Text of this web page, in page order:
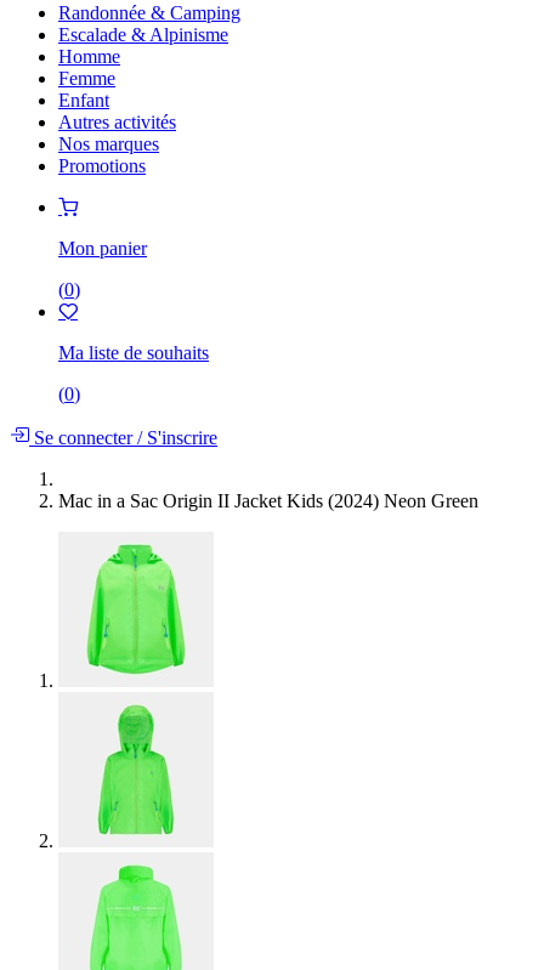
Randonnée & Camping
Escalade & Alpinisme
Homme
Femme
Enfant
Autres activités
Nos marques
Promotions
Mon panier
(0)
Ma liste de souhaits
(0)
Se connecter/S'inscrire
Mac in a Sac Origin II Jacket Kids (2024) Neon Green